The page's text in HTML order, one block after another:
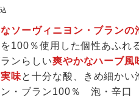
ソーヴィニヨン・ブランの
100％使用した個性あふれ
ンらしい爽やかなハーブ風
味と十分な酸、きめ細かい
・ブラン100％ 泡・辛口